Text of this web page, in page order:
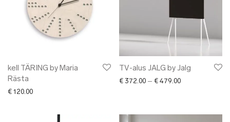
kell TÄRING by Maria
Rästa
€ 120.00
TV-alus JALG by Jalg
€ 372.00 – € 479.00Price range: €